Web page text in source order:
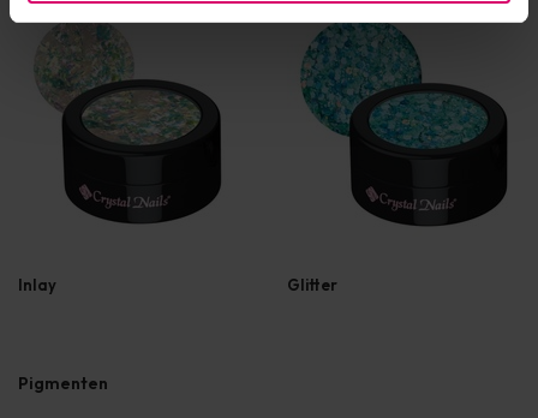
Inlay Glitter
Pigmenten